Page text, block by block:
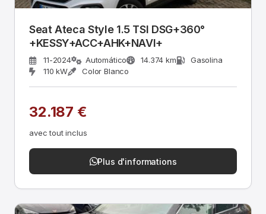
Seat Ateca Style 1.5 TSI DSG+360°
+KESSY+ACC+AHK+NAVI+
11-2024 Automático 14.374 km
Gasolina
110 kW
Color Blanco
32.187 €
avec tout inclus
Plus d'informations